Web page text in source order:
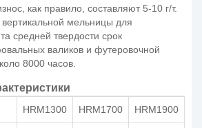
как правило, составляют 5-10 г/т.
мельницы для
средней твердости срок
валиков и футеровочной
8000 часов.
HRM1300 HRM1700 HRM1900